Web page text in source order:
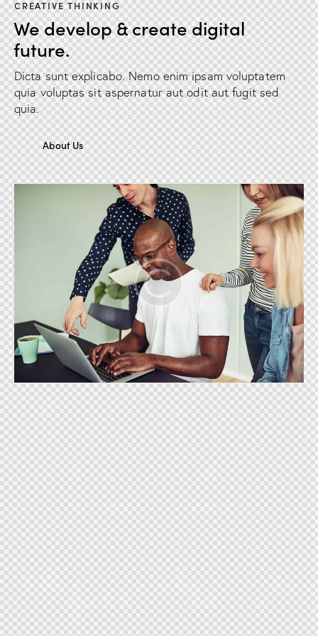
CREATIVE THINKING
We develop & create digital
future.
Dicta sunt explicabo. Nemo enim ipsam voluptatem
quia voluptas sit aspernatur aut odit aut fugit sed
quia.
About Us